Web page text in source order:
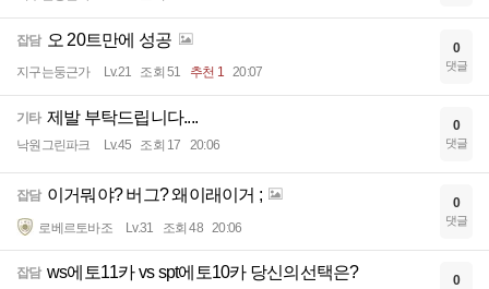
잡담 오 20트만에 성공
지구는둥근가 Lv.21 조회 51 추천 1 20:07
0
댓글
기타 제발 부탁드립니다....
낙원그린파크 Lv.45 조회 17 20:06
0
댓글
잡담 이거뭐야? 버그? 왜이래이거 ;
로베르토바조 Lv.31 조회 48 20:06
0
댓글
잡담 ws에토11카 vs spt에토10카 당신의선택은? 0